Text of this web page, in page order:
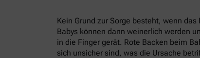
Kein Grund zur Sorge besteht, wenn
Babys können dann weinerlich werden
in die Finger gerät. Rote Backen beim
sich unsicher sind, was die Ursache